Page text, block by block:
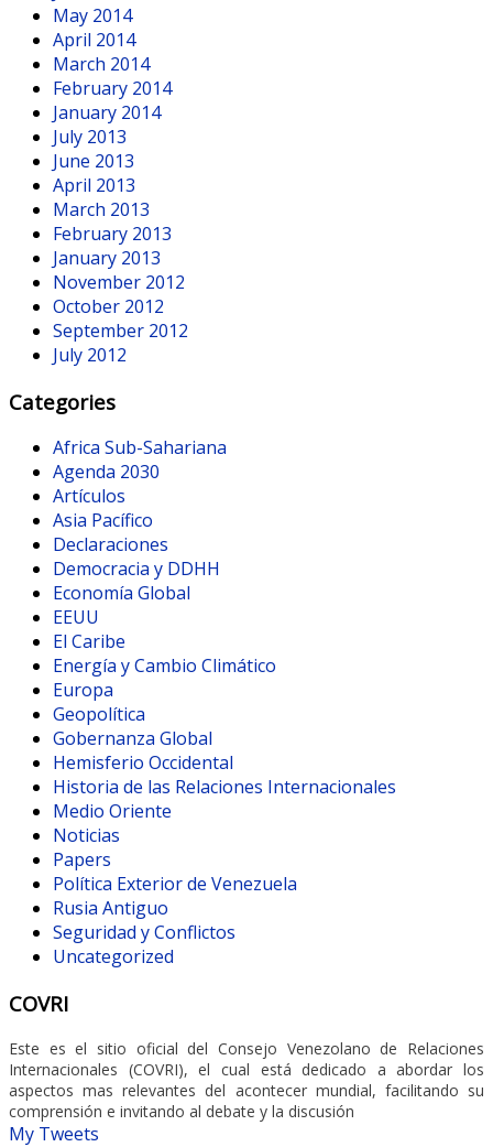
May 2014
April 2014
March 2014
February 2014
January 2014
July 2013
June 2013
April 2013
March 2013
February 2013
January 2013
November 2012
October 2012
September 2012
July 2012
Categories
Africa Sub-Sahariana
Agenda 2030
Artículos
Asia Pacífico
Declaraciones
Democracia y DDHH
Economía Global
EEUU
El Caribe
Energía y Cambio Climático
Europa
Geopolítica
Gobernanza Global
Hemisferio Occidental
Historia de las Relaciones Internacionales
Medio Oriente
Noticias
Papers
Política Exterior de Venezuela
Rusia Antiguo
Seguridad y Conflictos
Uncategorized
COVRI
Este es el sitio oficial del Consejo Venezolano de Relaciones
Internacionales (COVRI), el cual está dedicado a abordar los
aspectos mas relevantes del acontecer mundial, facilitando su
comprensión e invitando al debate y la discusión
My Tweets